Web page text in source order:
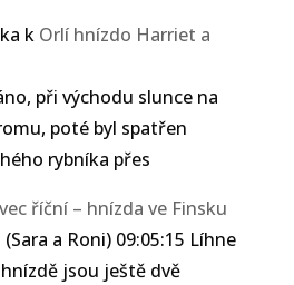
k Orlí hnízdo Harriet a
při východu slunce na
poté byl spatřen
rybníka přes
říční – hnízda ve Finsku
a Roni) 09:05:15 Líhne
jsou ještě dvě